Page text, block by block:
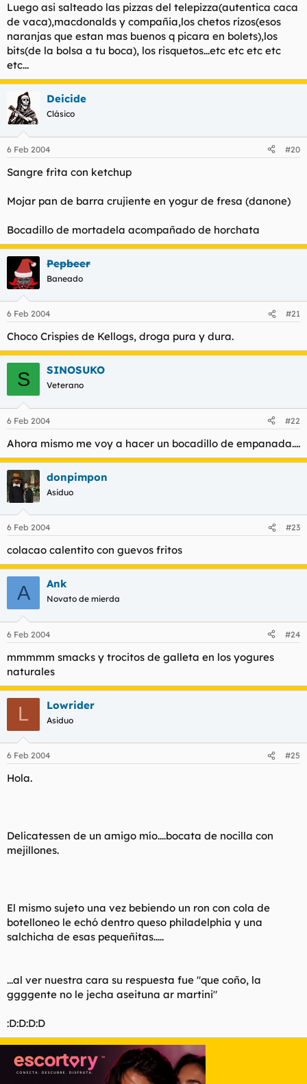
Luego asi salteado las pizzas del telepizza(autentica caca
de vaca),macdonalds y compañia,los chetos rizos(esos
naranjas que estan mas buenos q picara en bolets),los
bits(de la bolsa a tu boca), los risquetos...etc etc etc etc
etc...
Deicide
Clásico
6 Feb 2004 #20
Sangre frita con ketchup
Mojar pan de barra crujiente en yogur de fresa (danone)
Bocadillo de mortadela acompañado de horchata
Pepbeer
Baneado
6 Feb 2004 #21
Choco Crispies de Kellogs, droga pura y dura.
S SINOSUKO
Veterano
6 Feb 2004 #22
Ahora mismo me voy a hacer un bocadillo de empanada....
donpimpon
Asiduo
6 Feb 2004 #23
colacao calentito con guevos fritos
A Ank
Novato de mierda
6 Feb 2004 #24
mmmmm smacks y trocitos de galleta en los yogures
naturales
L Lowrider
Asiduo
6 Feb 2004 #25
Hola.
Delicatessen de un amigo mío....bocata de nocilla con
mejillones.
El mismo sujeto una vez bebiendo un ron con cola de
botelloneo le echó dentro queso philadelphia y una
salchicha de esas pequeñitas.....
...al ver nuestra cara su respuesta fue "que coño, la
ggggente no le jecha aseituna ar martini"
:D:D:D:D